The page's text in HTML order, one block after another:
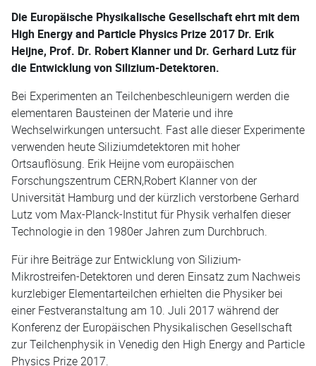
Die Europäische Physikalische Gesellschaft ehrt mit dem
High Energy and Particle Physics Prize 2017 Dr. Erik
Heijne, Prof. Dr. Robert Klanner und Dr. Gerhard Lutz für
die Entwicklung von Silizium-Detektoren.
Bei Experimenten an Teilchenbeschleunigern werden die
elementaren Bausteinen der Materie und ihre
Wechselwirkungen untersucht. Fast alle dieser Experimente
verwenden heute Siliziumdetektoren mit hoher
Ortsauflösung. Erik Heijne vom europäischen
Forschungszentrum CERN,Robert Klanner von der
Universität Hamburg und der kürzlich verstorbene Gerhard
Lutz vom Max-Planck-Institut für Physik verhalfen dieser
Technologie in den 1980er Jahren zum Durchbruch.
Für ihre Beiträge zur Entwicklung von Silizium-
Mikrostreifen-Detektoren und deren Einsatz zum Nachweis
kurzlebiger Elementarteilchen erhielten die Physiker bei
einer Festveranstaltung am 10. Juli 2017 während der
Konferenz der Europäischen Physikalischen Gesellschaft
zur Teilchenphysik in Venedig den High Energy and Particle
Physics Prize 2017.